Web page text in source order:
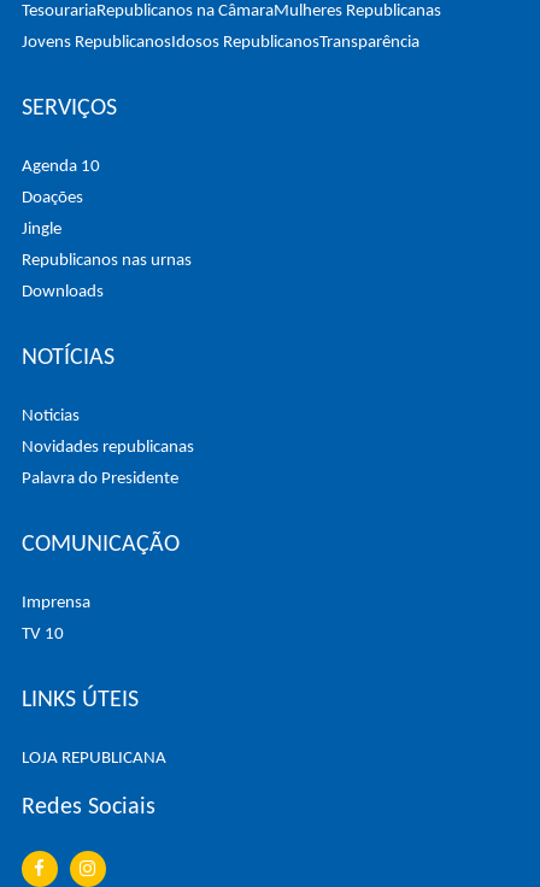
TesourariaRepublicanos na CâmaraMulheres Republicanas
Jovens RepublicanosIdosos RepublicanosTransparência
SERVIÇOS
Agenda 10
Doações
Jingle
Republicanos nas urnas
Downloads
NOTÍCIAS
Noticias
Novidades republicanas
Palavra do Presidente
COMUNICAÇÃO
Imprensa
TV 10
LINKS ÚTEIS
LOJA REPUBLICANA
Redes Sociais